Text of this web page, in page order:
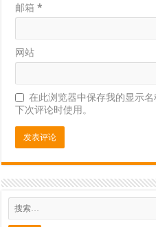
邮箱*
网站
在此浏览器中保存我的显示
下次评论时使用。